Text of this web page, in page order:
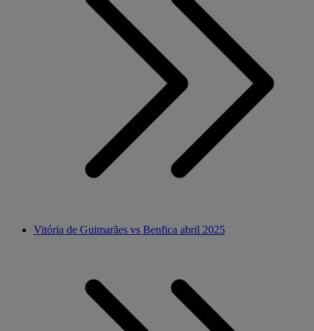
Vitória de Guimarães vs Benfica abril 2025